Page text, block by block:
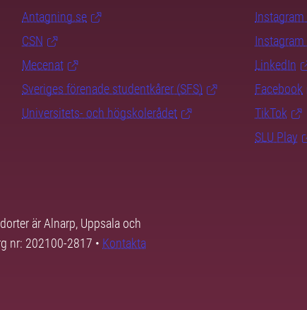
Antagning.se
CSN
Mecenat
Sveriges förenade studentkårer (SFS)
Universitets- och högskolerådet
Instagram
LinkedIn
Facebook
TikTok
SLU Play
är Alnarp, Uppsala och
nr: 202100-2817 • Kontakta